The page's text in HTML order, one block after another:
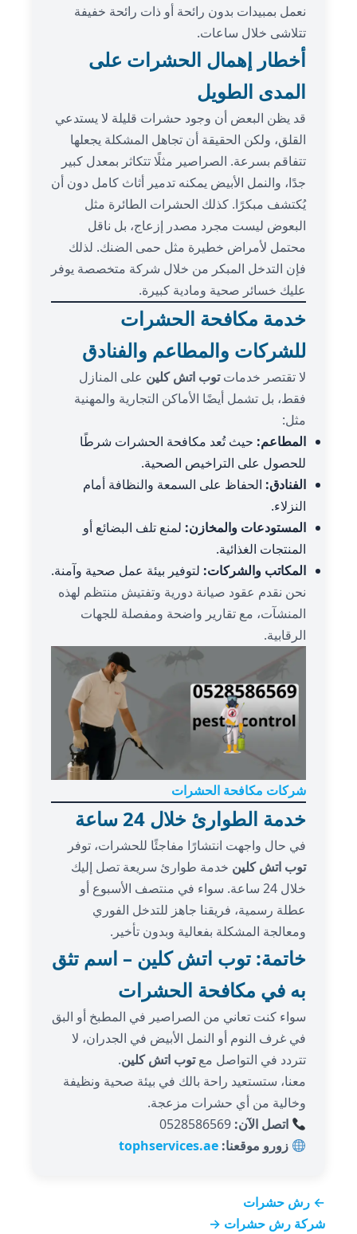
نعمل بمبيدات بدون رائحة أو ذات رائحة خفيفة
تتلاشى خلال ساعات.
أخطار إهمال الحشرات على
المدى الطويل
قد يظن البعض أن وجود حشرات قليلة لا يستدعي
القلق، ولكن الحقيقة أن تجاهل المشكلة يجعلها
تتفاقم بسرعة. الصراصير مثلًا تتكاثر بمعدل كبير
جدًا، والنمل الأبيض يمكنه تدمير أثاث كامل دون أن
يُكتشف مبكرًا. كذلك الحشرات الطائرة مثل
البعوض ليست مجرد مصدر إزعاج، بل ناقل
محتمل لأمراض خطيرة مثل حمى الضنك. لذلك
فإن التدخل المبكر من خلال شركة متخصصة يوفر
عليك خسائر صحية ومادية كبيرة.
خدمة مكافحة الحشرات
للشركات والمطاعم والفنادق
لا تقتصر خدماتتوب اتش كلين على المنازل
فقط، بل تشمل أيضًا الأماكن التجارية والمهنية
مثل:
المطاعم: حيث تُعد مكافحة الحشرات شرطًا
للحصول على التراخيص الصحية.
الفنادق: الحفاظ على السمعة والنظافة أمام
النزلاء.
المستودعات والمخازن: لمنع تلف البضائع أو
المنتجات الغذائية.
المكاتب والشركات: لتوفير بيئة عمل صحية وآمنة.
نحن نقدم عقود صيانة دورية وتفتيش منتظم لهذه
المنشآت، مع تقارير واضحة ومفصلة للجهات
الرقابية.
شركات مكافحة الحشرات
خدمة الطوارئ خلال 24 ساعة
في حال واجهت انتشارًا مفاجئًا للحشرات، توفر
توب اتش كلين خدمة طوارئ سريعة تصل إليك
خلال 24 ساعة. سواء في منتصف الأسبوع أو
عطلة رسمية، فريقنا جاهز للتدخل الفوري
ومعالجة المشكلة بفعالية وبدون تأخير.
خاتمة: توب اتش كلين – اسم تثق
به في مكافحة الحشرات
سواء كنت تعاني من الصراصير في المطبخ أو البق
في غرف النوم أو النمل الأبيض في الجدران، لا
تتردد في التواصل معتوب اتش كلين.
معنا، ستستعيد راحة بالك في بيئة صحية ونظيفة
وخالية من أي حشرات مزعجة.
اتصل الآن: 0528586569
زورو موقعنا: tophservices.ae
← رش حشرات
شركة رش حشرات →